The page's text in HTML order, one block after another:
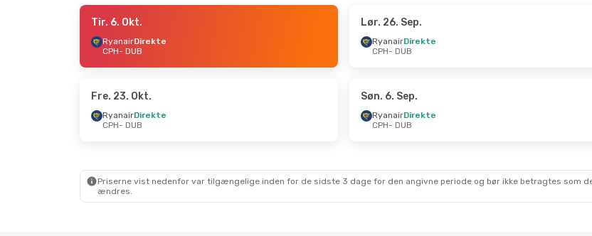
- Søn. 20. Sep. - Man. 14. Sep.
- Lør. 10. Okt. - Søn. 6. Sep.
DUB
- CPH
DUB
Tir. 6. Okt.
RyanairDirekte
CPH- DUB
Lør. 26. Sep.
RyanairDirekte
CPH- DUB
Fre. 23. Okt.
RyanairDirekte
CPH- DUB
Søn. 6. Sep.
RyanairDirekte
CPH- DUB
Priserne vist nedenfor var tilgængelige inden for de sidste 3 dage for den angivne periode og bør ikke betragtes som
ændres.